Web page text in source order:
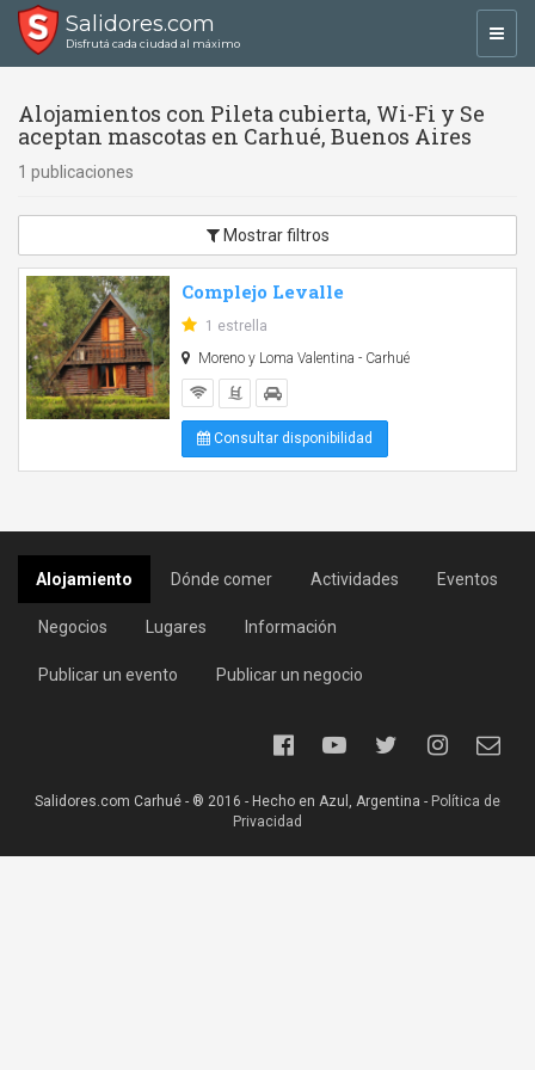
Salidores.com
Disfrutá cada ciudad al máximo
Alojamientos con Pileta cubierta, Wi-Fi y Se
aceptan mascotas en Carhué, Buenos Aires
1 publicaciones
Mostrar filtros
Complejo Levalle
1 estrella
Moreno y Loma Valentina - Carhué
Consultar disponibilidad
Alojamiento Dónde comer Actividades Eventos
Negocios Lugares Información
Publicar un evento Publicar un negocio
Salidores.com Carhué - ® 2016 - Hecho en Azul, Argentina - Política de
Privacidad